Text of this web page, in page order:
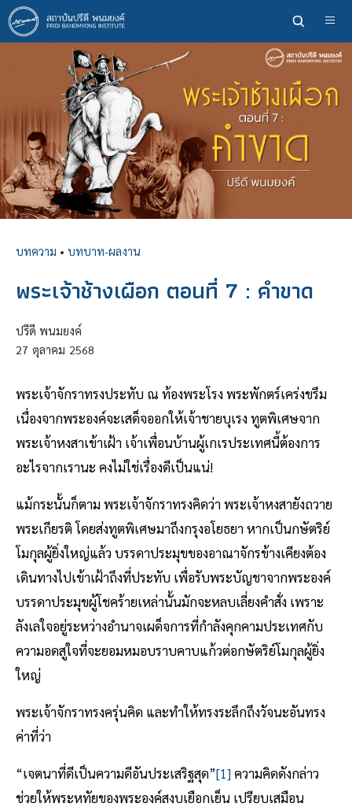
ข้าม
ไป
ยัง
บทความ • บทบาท-ผลงาน
พระเจ้าช้างเผือก ตอนที่ 7 : คำขาด
ปรีดี พนมยงค์
27 ตุลาคม 2568
พระเจ้าจักราทรงประทับ ณ ท้องพระโรง พระพักตร์เคร่งขรึม
เนื่องจากพระองค์จะเสด็จออกให้เจ้าชายบุเรง ทูตพิเศษจาก
พระเจ้าหงสาเข้าเฝ้า เจ้าเพื่อนบ้านผู้เกเรประเทศนี้ต้องการ
อะไรจากเรานะ คงไม่ใช่เรื่องดีเป็นแน่!
แม้กระนั้นก็ตาม พระเจ้าจักราทรงคิดว่า พระเจ้าหงสายังถวาย
พระเกียรติ โดยส่งทูตพิเศษมาถึงกรุงอโยธยา หากเป็นกษัตริย์
โมกุลผู้ยิ่งใหญ่แล้ว บรรดาประมุขของอาณาจักรข้างเคียงต้อง
เดินทางไปเข้าเฝ้าถึงที่ประทับ เพื่อรับพระบัญชาจากพระองค์
บรรดาประมุขผู้โชคร้ายเหล่านั้นมักจะหลบเลี่ยงคำสั่ง เพราะ
ลังเลใจอยู่ระหว่างอำนาจเผด็จการที่กำลังคุกคามประเทศกับ
ความอดสูใจที่จะยอมหมอบราบคาบแก้วต่อกษัตริย์โมกุลผู้ยิ่ง
ใหญ่
พระเจ้าจักราทรงครุ่นคิด และทำให้ทรงระลึกถึงวัจนะอันทรง
ค่าที่ว่า
“เจตนาที่ดีเป็นความดีอันประเสริฐสุด”[1]ความคิดดังกล่าว
ช่วยให้พระหทัยของพระองค์สงบเยือกเย็น เปรียบเสมือน